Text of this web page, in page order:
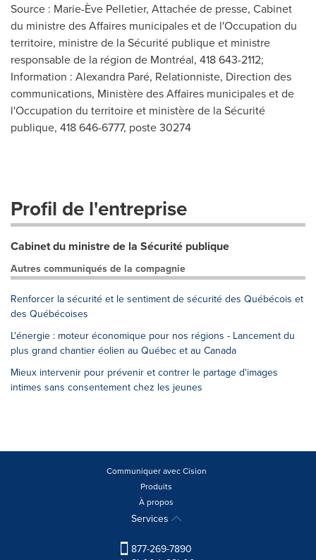
Source : Marie-Ève Pelletier, Attachée de presse, Cabinet
du ministre des Affaires municipales et de l'Occupation du
territoire, ministre de la Sécurité publique et ministre
responsable de la région de Montréal, 418 643-2112;
Information : Alexandra Paré, Relationniste, Direction des
communications, Ministère des Affaires municipales et de
l'Occupation du territoire et ministère de la Sécurité
publique, 418 646-6777, poste 30274
Profil de l'entreprise
Cabinet du ministre de la Sécurité publique
Autres communiqués de la compagnie
Renforcer la sécurité et le sentiment de sécurité des Québécois et
des Québécoises
L'énergie : moteur économique pour nos régions - Lancement du
plus grand chantier éolien au Québec et au Canada
Mieux intervenir pour prévenir et contrer le partage d'images
intimes sans consentement chez les jeunes
Communiquer avec Cision
Produits
À propos
Services
877-269-7890